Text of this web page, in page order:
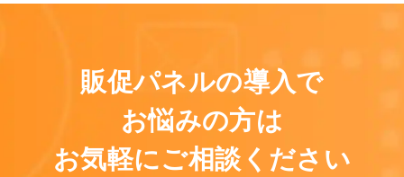
販促パネルの導入で
お悩みの方は
お気軽にご相談ください